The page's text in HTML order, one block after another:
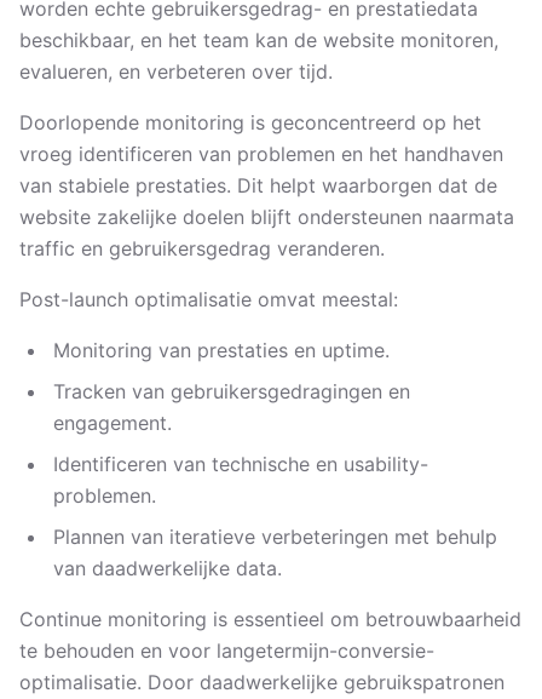
worden echte gebruikersgedrag- en prestatiedata
beschikbaar, en het team kan de website monitoren,
evalueren, en verbeteren over tijd.
Doorlopende monitoring is geconcentreerd op het
vroeg identificeren van problemen en het handhaven
van stabiele prestaties. Dit helpt waarborgen dat de
website zakelijke doelen blijft ondersteunen naarmata
traffic en gebruikersgedrag veranderen.
Post-launch optimalisatie omvat meestal:
Monitoring van prestaties en uptime.
Tracken van gebruikersgedragingen en
engagement.
Identificeren van technische en usability-
problemen.
Plannen van iteratieve verbeteringen met behulp
van daadwerkelijke data.
Continue monitoring is essentieel om betrouwbaarheid
te behouden en voor langetermijn-conversie-
optimalisatie. Door daadwerkelijke gebruikspatronen